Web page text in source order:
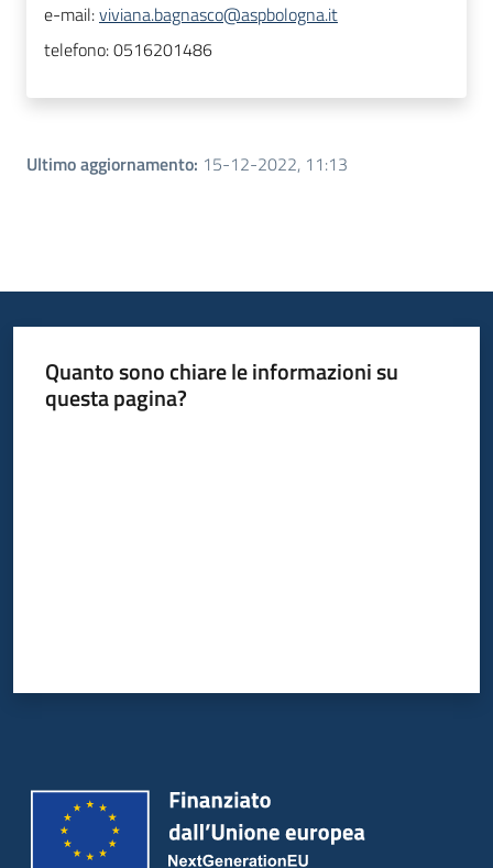
e-mail:viviana.bagnasco@aspbologna.it
telefono:0516201486
Ultimo aggiornamento: 15-12-2022, 11:13
Quanto sono chiare le informazioni su
questa pagina?